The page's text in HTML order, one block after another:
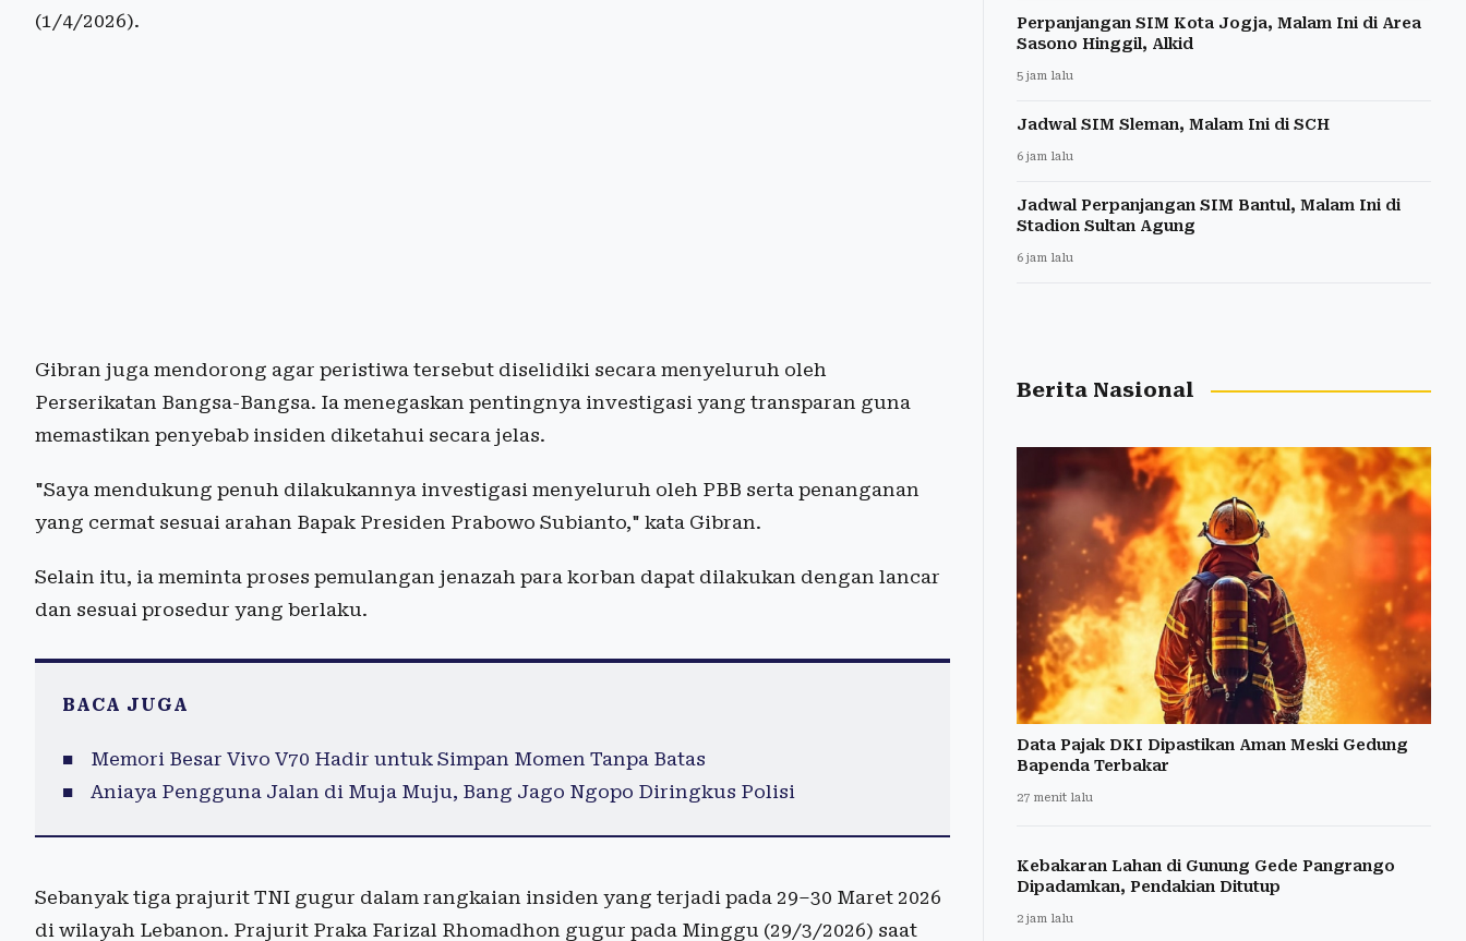
(1/4/2026).
Gibran juga mendorong agar peristiwa tersebut diselidiki secara menyeluruh oleh
Perserikatan Bangsa-Bangsa. Ia menegaskan pentingnya investigasi yang transparan guna
memastikan penyebab insiden diketahui secara jelas.
"Saya mendukung penuh dilakukannya investigasi menyeluruh oleh PBB serta penanganan
yang cermat sesuai arahan Bapak Presiden Prabowo Subianto," kata Gibran.
Selain itu, ia meminta proses pemulangan jenazah para korban dapat dilakukan dengan lancar
dan sesuai prosedur yang berlaku.
BACA JUGA
Memori Besar Vivo V70 Hadir untuk Simpan Momen Tanpa Batas
Aniaya Pengguna Jalan di Muja Muju, Bang Jago Ngopo Diringkus Polisi
Sebanyak tiga prajurit TNI gugur dalam rangkaian insiden yang terjadi pada 29–30 Maret 2026
di wilayah Lebanon. Prajurit Praka Farizal Rhomadhon gugur pada Minggu (29/3/2026) saat
Perpanjangan SIM Kota Jogja, Malam Ini di Area
Sasono Hinggil, Alkid
5 jam lalu
Jadwal SIM Sleman, Malam Ini di SCH
6 jam lalu
Jadwal Perpanjangan SIM Bantul, Malam Ini di
Stadion Sultan Agung
6 jam lalu
Berita Nasional
Data Pajak DKI Dipastikan Aman Meski Gedung
Bapenda Terbakar
27 menit lalu
Kebakaran Lahan di Gunung Gede Pangrango
Dipadamkan, Pendakian Ditutup
2 jam lalu